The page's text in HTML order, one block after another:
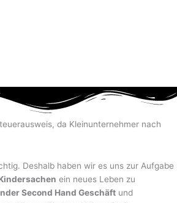
da Kleinunternehmer nach
Deshalb haben wir es uns zur Aufgabe
ein neues Leben zu
Second Hand Geschäft und